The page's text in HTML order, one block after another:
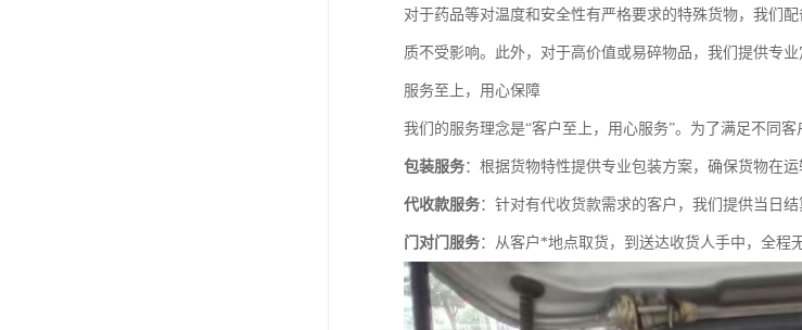
对于药品等对温度和安全性有严格要求的特殊货物，我们
质不受影响。此外，对于高价值或易碎物品，我们提供专
服务至上，用心保障
我们的服务理念是“客户至上，用心服务”。为了满足不同
包装服务：根据货物特性提供专业包装方案，确保货物在运
代收款服务：针对有代收货款需求的客户，我们提供当日
门对门服务：从客户*地点取货，到送达收货人手中，全程